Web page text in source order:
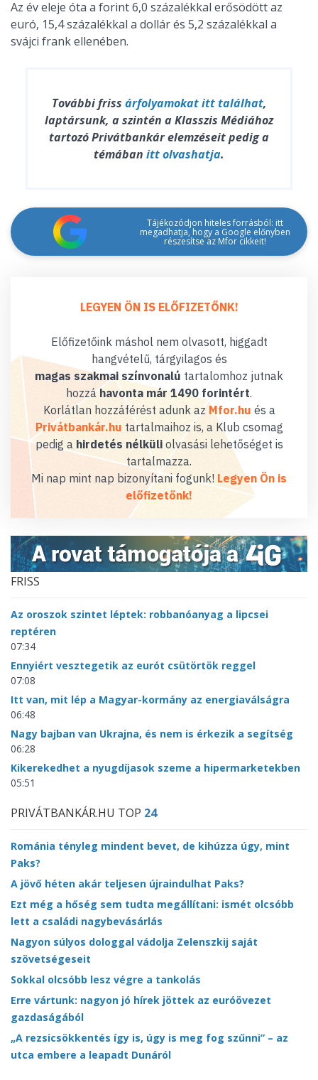
Az év eleje óta a forint 6,0 százalékkal erősödött az
euró, 15,4 százalékkal a dollár és 5,2 százalékkal a
svájci frank ellenében.
További friss árfolyamokat itt találhat,
laptársunk, a szintén a Klasszis Médiához
tartozó Privátbankár elemzéseit pedig a
témában itt olvashatja.
Tájékozódjon hiteles forrásból: itt
megadhatja, hogy a Google előnyben
részesítse az Mfor cikkeit!
LEGYEN ÖN IS ELŐFIZETŐNK!
Előfizetőink máshol nem olvasott, higgadt
hangvételű, tárgyilagos és
magas szakmai színvonalú tartalomhoz jutnak
hozzáhavonta már 1490 forintért.
Korlátlan hozzáférést adunk az Mfor.hu és a
Privátbankár.hu tartalmaihoz is, a Klub csomag
pedig a hirdetés nélküliolvasási lehetőséget is
tartalmazza.
Mi nap mint nap bizonyítani fogunk! Legyen Ön is
előfizetőnk!
FRISS
Az oroszok szintet léptek: robbanóanyag a lipcsei
reptéren
07:34
Ennyiért vesztegetik az eurót csütörtök reggel
07:08
Itt van, mit lép a Magyar-kormány az energiaválságra
06:48
Nagy bajban van Ukrajna, és nem is érkezik a segítség
06:28
Kikerekedhet a nyugdíjasok szeme a hipermarketekben
05:51
PRIVÁTBANKÁR.HU TOP 24
Románia tényleg mindent bevet, de kihúzza úgy, mint
Paks?
A jövő héten akár teljesen újraindulhat Paks?
Ezt még a hőség sem tudta megállítani: ismét olcsóbb
lett a családi nagybevásárlás
Nagyon súlyos dologgal vádolja Zelenszkij saját
szövetségeseit
Sokkal olcsóbb lesz végre a tankolás
Erre vártunk: nagyon jó hírek jöttek az euróövezet
gazdaságából
„A rezsicsökkentés így is, úgy is meg fog szűnni” – az
utca embere a leapadt Dunáról